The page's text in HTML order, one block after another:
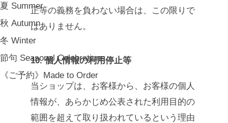
夏 Summer
秋 Autumn
冬 Winter
節句 Seasonal Celebrations
《ご予約》Made to Order
正等の義務を負わない場合は、この限りで
はありません。
10. 個人情報の利用停止等
当ショップは、お客様から、お客様の個人
情報が、あらかじめ公表された利用目的の
範囲を超えて取り扱われているという理由